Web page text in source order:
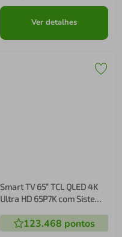
Ver detalhes
Smart TV 65” TCL QLED 4K
Ultra HD 65P7K com Sistema